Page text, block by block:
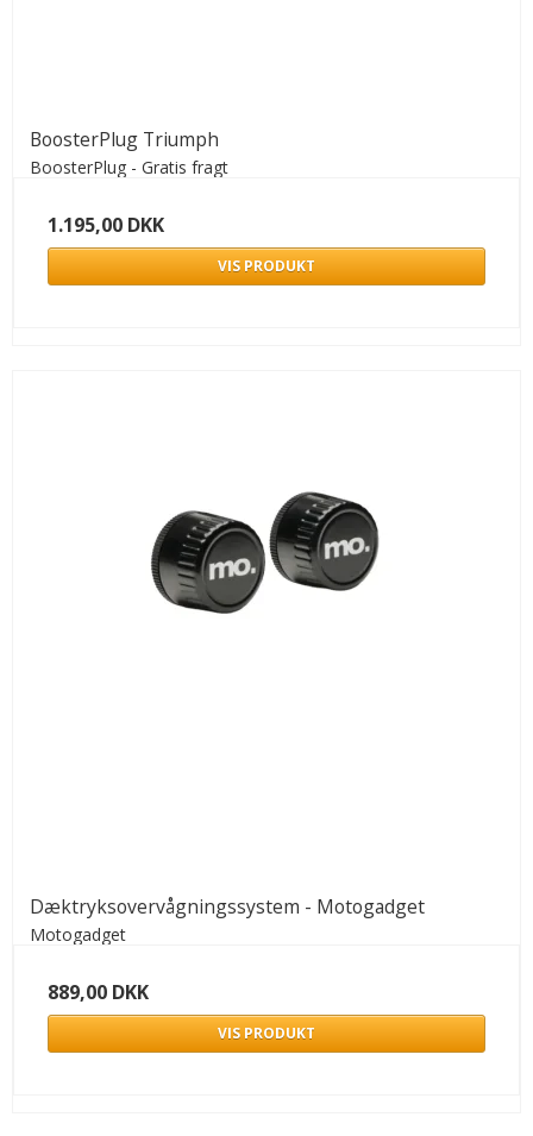
BoosterPlug Triumph
BoosterPlug - Gratis fragt
1.195,00 DKK
VIS PRODUKT
Dæktryksovervågningssystem - Motogadget
Motogadget
889,00 DKK
VIS PRODUKT